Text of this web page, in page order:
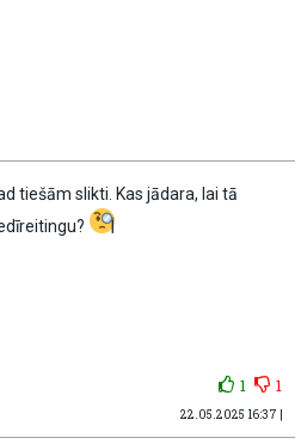
tiešām slikti. Kas jādara, lai tā
1 1
22.05.2025 16:37 |